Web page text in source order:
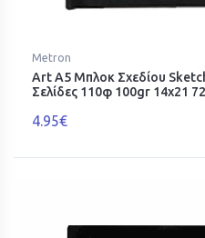
Metron
Art Α5 Μπλοκ Σχεδίου
Σελίδες 110φ 100gr 14x21
4.95€